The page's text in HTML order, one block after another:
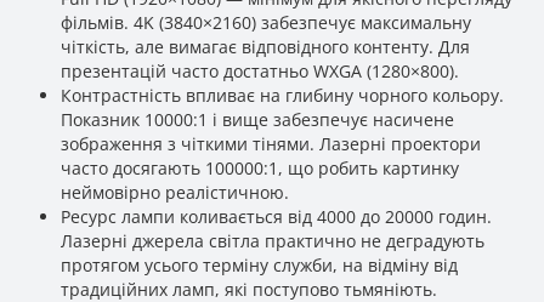
фільмів. 4K (3840×2160) забезпечує максимальну
чіткість, але вимагає відповідного контенту. Для
презентацій часто достатньо WXGA (1280×800).
Контрастність впливає на глибину чорного кольору.
Показник 10000:1 і вище забезпечує насичене
зображення з чіткими тінями. Лазерні проектори
часто досягають 100000:1, що робить картинку
неймовірно реалістичною.
Ресурс лампи коливається від 4000 до 20000 годин.
Лазерні джерела світла практично не деградують
протягом усього терміну служби, на відміну від
традиційних ламп, які поступово тьмяніють.